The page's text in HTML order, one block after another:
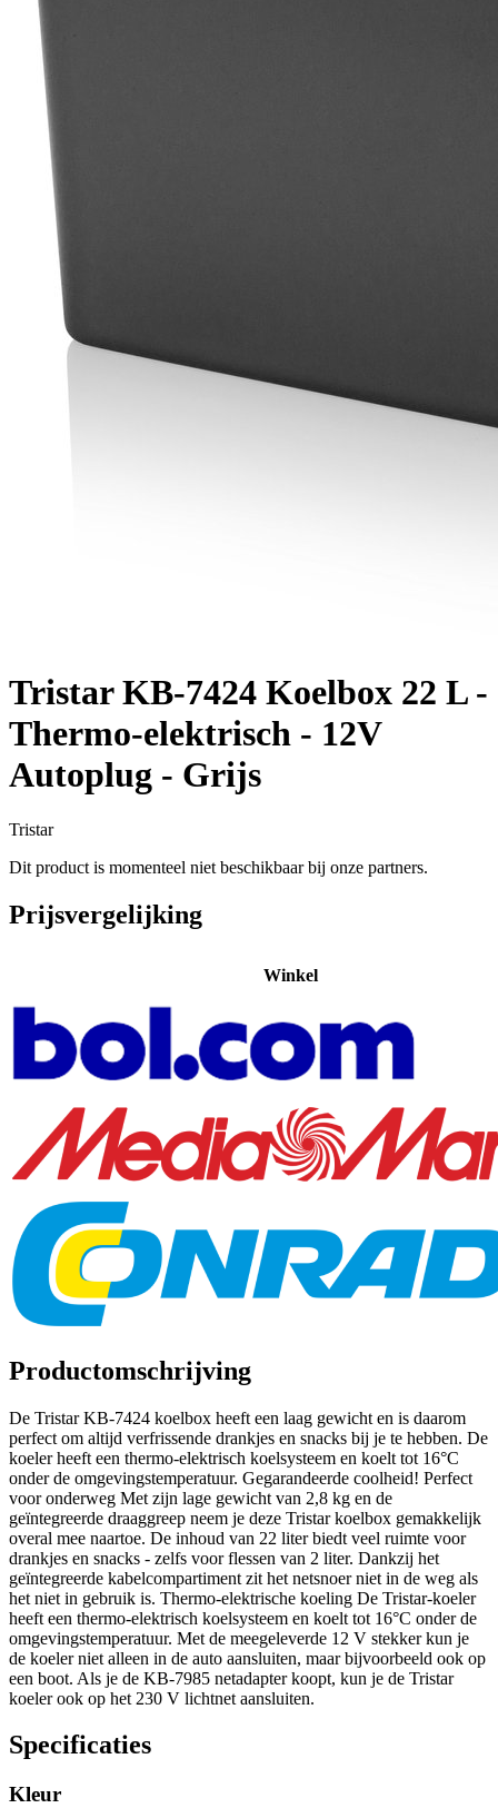
Tristar KB-7424 Koelbox 22 L -
Thermo-elektrisch - 12V
Autoplug - Grijs
Tristar
Dit product is momenteel niet beschikbaar bij onze partners.
Prijsvergelijking
Winkel
Productomschrijving
De Tristar KB-7424 koelbox heeft een laag gewicht en is daarom
perfect om altijd verfrissende drankjes en snacks bij je te hebben. De
koeler heeft een thermo-elektrisch koelsysteem en koelt tot 16°C
onder de omgevingstemperatuur. Gegarandeerde coolheid! Perfect
voor onderweg Met zijn lage gewicht van 2,8 kg en de
geïntegreerde draaggreep neem je deze Tristar koelbox gemakkelijk
overal mee naartoe. De inhoud van 22 liter biedt veel ruimte voor
drankjes en snacks - zelfs voor flessen van 2 liter. Dankzij het
geïntegreerde kabelcompartiment zit het netsnoer niet in de weg als
het niet in gebruik is. Thermo-elektrische koeling De Tristar-koeler
heeft een thermo-elektrisch koelsysteem en koelt tot 16°C onder de
omgevingstemperatuur. Met de meegeleverde 12 V stekker kun je
de koeler niet alleen in de auto aansluiten, maar bijvoorbeeld ook op
een boot. Als je de KB-7985 netadapter koopt, kun je de Tristar
koeler ook op het 230 V lichtnet aansluiten.
Specificaties
Kleur